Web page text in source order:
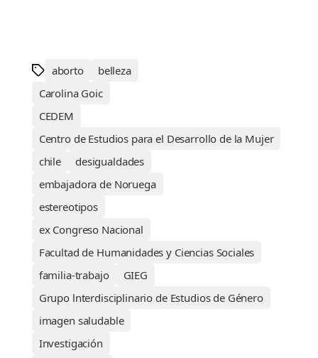
aborto
belleza
Carolina Goic
CEDEM
Centro de Estudios para el Desarrollo de la Mujer
chile
desigualdades
embajadora de Noruega
estereotipos
ex Congreso Nacional
Facultad de Humanidades y Ciencias Sociales
familia-trabajo
GIEG
Grupo lnterdisciplinario de Estudios de Género
imagen saludable
Investigación